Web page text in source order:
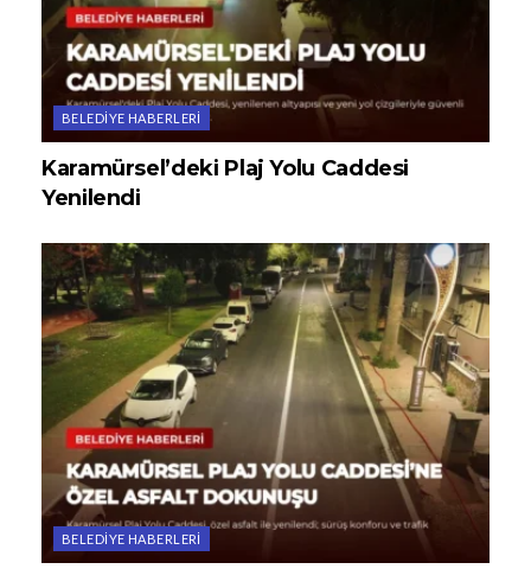
BELEDIYE HABERLERI
Karamürsel’deki Plaj Yolu Caddesi
Yenilendi
BELEDIYE HABERLERI